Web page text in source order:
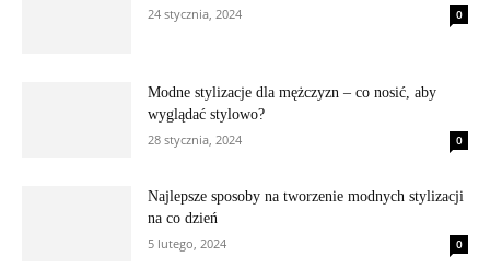
24 stycznia, 2024
0
Modne stylizacje dla mężczyzn – co nosić, aby
wyglądać stylowo?
28 stycznia, 2024
0
Najlepsze sposoby na tworzenie modnych stylizacji
na co dzień
5 lutego, 2024
0